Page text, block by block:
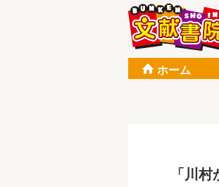
ホーム
「川